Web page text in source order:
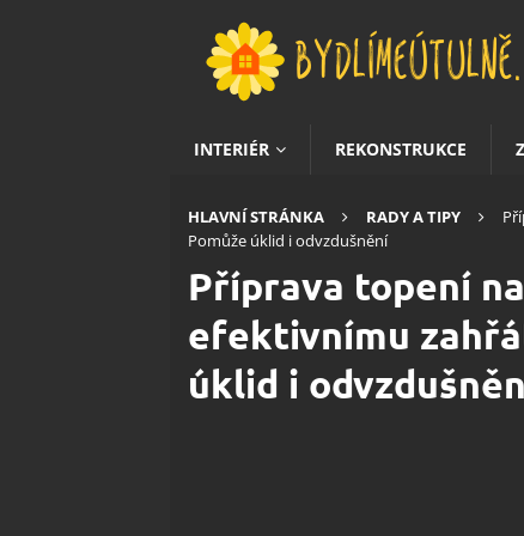
INTERIÉR REKONSTRUKCE
HLAVNÍ STRÁNKA RADY A TIPY
Pomůže úklid i odvzdušnění
Příprava topení
efektivnímu
úklid i